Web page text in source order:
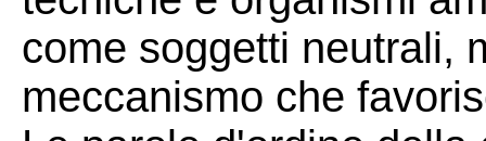
come soggetti neutrali,
meccanismo che